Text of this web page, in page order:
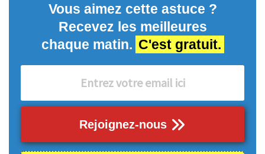
Vous aimez cette astuce ?
Recevez les meilleures
chaque matin. C'est gratuit.
Rejoignez-nous